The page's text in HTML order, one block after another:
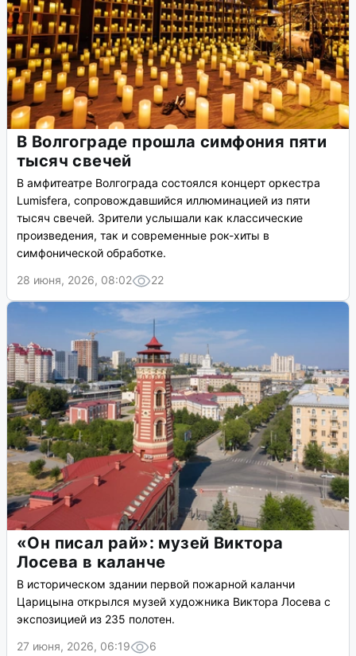
В Волгограде прошла симфония пяти
тысяч свечей
В амфитеатре Волгограда состоялся концерт оркестра
Lumisfera, сопровождавшийся иллюминацией из пяти
тысяч свечей. Зрители услышали как классические
произведения, так и современные рок-хиты в
симфонической обработке.
28 июня, 2026, 08:02
22
«Он писал рай»: музей Виктора
Лосева в каланче
В историческом здании первой пожарной каланчи
Царицына открылся музей художника Виктора Лосева с
экспозицией из 235 полотен.
27 июня, 2026, 06:19
6